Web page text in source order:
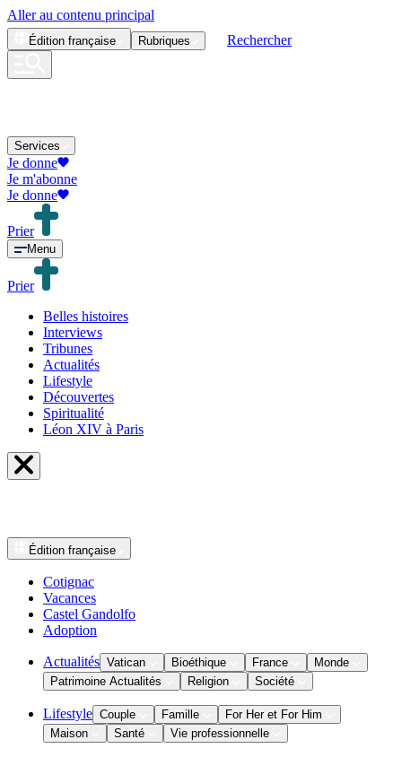
Aller au contenu principal
Édition française Rubriques Rechercher
Services
Je donne
Je m'abonne
Je donne
Prier
Menu
Prier
Belles histoires
Interviews
Tribunes
Actualités
Lifestyle
Découvertes
Spiritualité
Léon XIV à Paris
Édition française
Cotignac
Vacances
Castel Gandolfo
Adoption
Actualités Vatican Bioéthique France
Monde
Patrimoine Actualités
Religion Société
Lifestyle Couple Famille
For Her et For Him
Maison
Santé Vie professionnelle